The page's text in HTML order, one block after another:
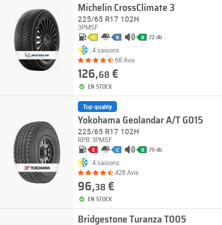
Michelin CrossClimate 3
225/65 R17 102H
3PMSF
C B B 72 db
4 saisons
68 Avis
126,68€
EN STOCK
Top quality
Yokohama Geolandar A/T G015
225/65 R17 102H
RPB 3PMSF
E C B 70 db
4 saisons
428 Avis
96,38€
EN STOCK
Bridgestone Turanza T005